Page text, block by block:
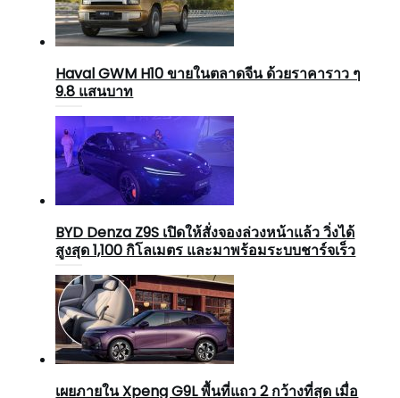
Haval GWM H10 ขายในตลาดจีน ด้วยราคาราว ๆ
9.8 แสนบาท
BYD Denza Z9S เปิดให้สั่งจองล่วงหน้าแล้ว วิ่งได้
สูงสุด 1,100 กิโลเมตร และมาพร้อมระบบชาร์จเร็ว
เผยภายใน Xpeng G9L พื้นที่แถว 2 กว้างที่สุด เมื่อ